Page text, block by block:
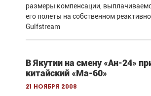
размеры компенсации,
его полеты на собственном
Gulfstream
В Якутии на смену «Ан-24»
китайский «Ма-60»
21 ноября 2008